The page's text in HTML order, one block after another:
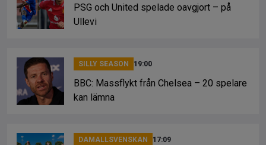
PSG och United spelade oavgjort – på
Ullevi
SILLY SEASON 19:00
BBC: Massflykt från Chelsea – 20 spelare
kan lämna
DAMALLSVENSKAN 17:09